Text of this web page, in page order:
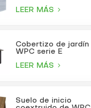
LEER MÁS
Cobertizo de jardín
WPC serie E
LEER MÁS
Suelo de inicio